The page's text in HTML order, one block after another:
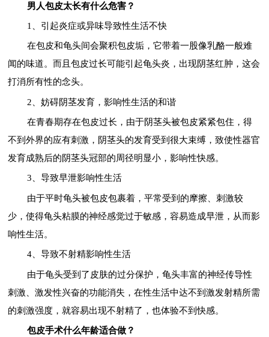
男人包皮太长有什么危害？
1、引起炎症或异味导致性生活不快
在包皮和龟头间会聚积包皮垢，它带着一股像乳酪一般难
闻的味道。而且包皮过长可能引起龟头炎，出现阴茎红肿，这会
打消所有性的念头。
2、妨碍阴茎发育，影响性生活的和谐
在青春期存在包皮过长，由于阴茎头被包皮紧紧包住，得
不到外界的应有刺激，阴茎头的发育受到很大束缚，致使性器官
发育成熟后的阴茎头冠部的周径明显小，影响性快感。
3、导致早泄影响性生活
由于平时龟头被包皮包裹着，平常受到的摩擦、刺激较
少，使得龟头粘膜的神经感觉过于敏感，容易造成早泄，从而影
响性生活。
4、导致不射精影响性生活
由于龟头受到了皮肤的过分保护，龟头丰富的神经传导性
刺激、激发性兴奋的功能消失，在性生活中达不到激发射精所需
的刺激强度，就容易出现不射精了，也体验不到快感。
包皮手术什么年龄适合做？